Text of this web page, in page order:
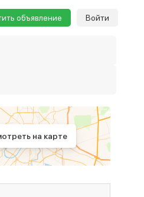
объявление Войти
на карте